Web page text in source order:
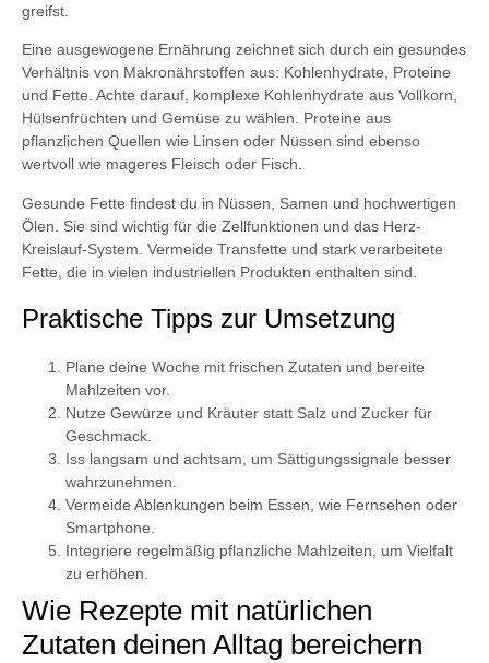
greifst.
Eine ausgewogene Ernährung zeichnet sich durch ein gesundes
Verhältnis von Makronährstoffen aus: Kohlenhydrate, Proteine
und Fette. Achte darauf, komplexe Kohlenhydrate aus Vollkorn,
Hülsenfrüchten und Gemüse zu wählen. Proteine aus
pflanzlichen Quellen wie Linsen oder Nüssen sind ebenso
wertvoll wie mageres Fleisch oder Fisch.
Gesunde Fette findest du in Nüssen, Samen und hochwertigen
Ölen. Sie sind wichtig für die Zellfunktionen und das Herz-
Kreislauf-System. Vermeide Transfette und stark verarbeitete
Fette, die in vielen industriellen Produkten enthalten sind.
Praktische Tipps zur Umsetzung
Plane deine Woche mit frischen Zutaten und bereite
Mahlzeiten vor.
Nutze Gewürze und Kräuter statt Salz und Zucker für
Geschmack.
Iss langsam und achtsam, um Sättigungssignale besser
wahrzunehmen.
Vermeide Ablenkungen beim Essen, wie Fernsehen oder
Smartphone.
Integriere regelmäßig pflanzliche Mahlzeiten, um Vielfalt
zu erhöhen.
Wie Rezepte mit natürlichen
Zutaten deinen Alltag bereichern